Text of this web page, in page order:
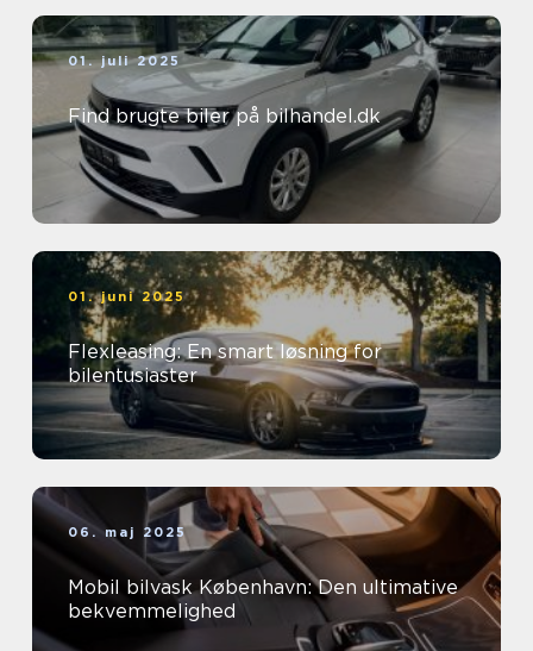
01. juli 2025
Find brugte biler på bilhandel.dk
01. juni 2025
Flexleasing: En smart løsning for
bilentusiaster
06. maj 2025
Mobil bilvask København: Den ultimative
bekvemmelighed